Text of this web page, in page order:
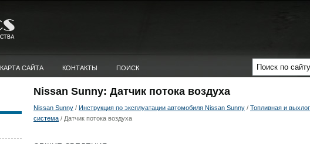
КАРТА САЙТА КОНТАКТЫ ПОИСК
Nissan Sunny: Датчик потока воздуха
Nissan Sunny / Инструкция по эксплуатации автомобиля Nissan Sunny / Топливная и
система / Датчик потока воздуха